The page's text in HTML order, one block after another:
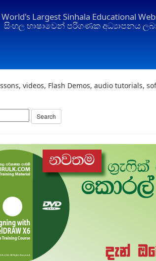
World's Largest Sinhala Educational
සිංහල භාෂාවෙන් පරිගණක අධ්‍යාපනය
videos, Flash Demos, audio tutorials,